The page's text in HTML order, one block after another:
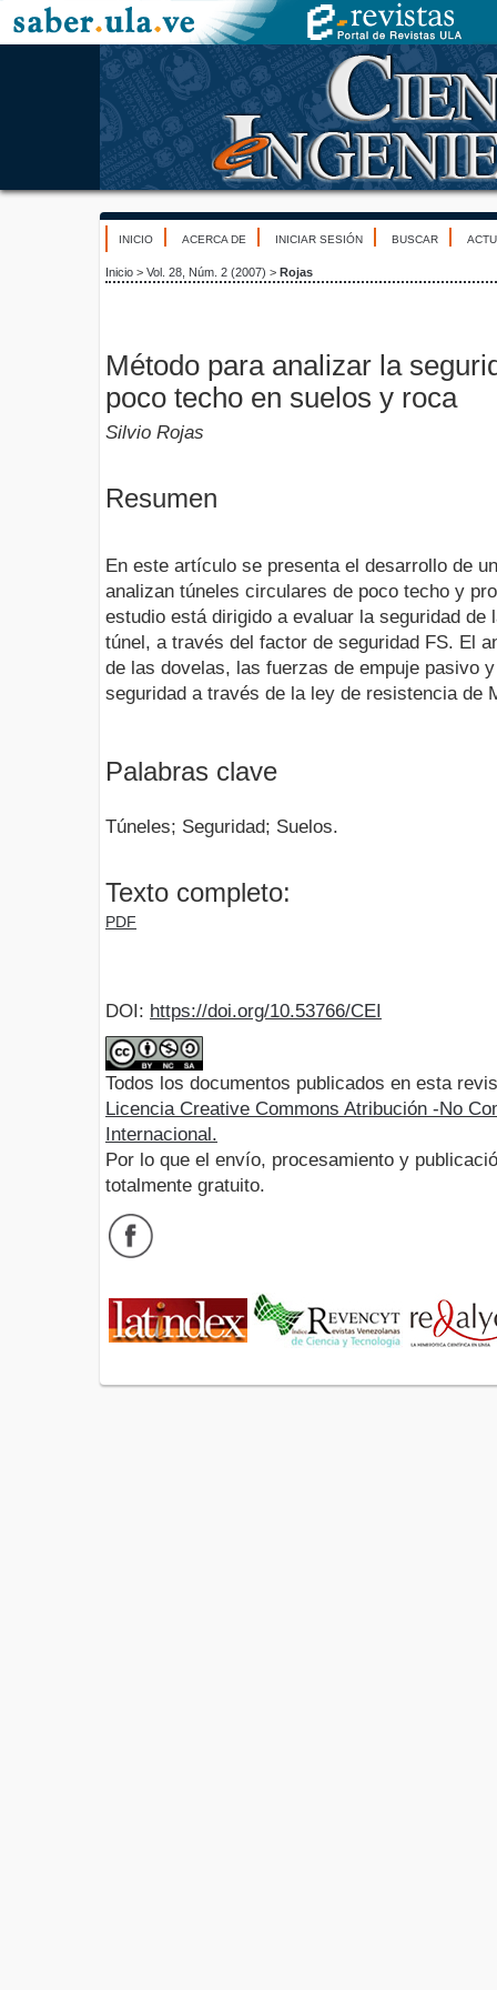
INICIO ACERCA DE INICIAR SESIÓN BUSCAR
Inicio > Vol. 28, Núm. 2 (2007) > Rojas
Método para analizar la
poco techo en suelos y roca
Silvio Rojas
Resumen
En este artículo se presenta el desarrollo de
analizan túneles circulares de poco techo y
estudio está dirigido a evaluar la seguridad de
túnel, a través del factor de seguridad FS. El
de las dovelas, las fuerzas de empuje pasivo
seguridad a través de la ley de resistencia de
Palabras clave
Túneles; Seguridad; Suelos.
Texto completo:
PDF
DOI: https://doi.org/10.53766/CEI
Todos los documentos publicados en esta
Licencia Creative Commons Atribución -No
Internacional.
Por lo que el envío, procesamiento y
totalmente gratuito.